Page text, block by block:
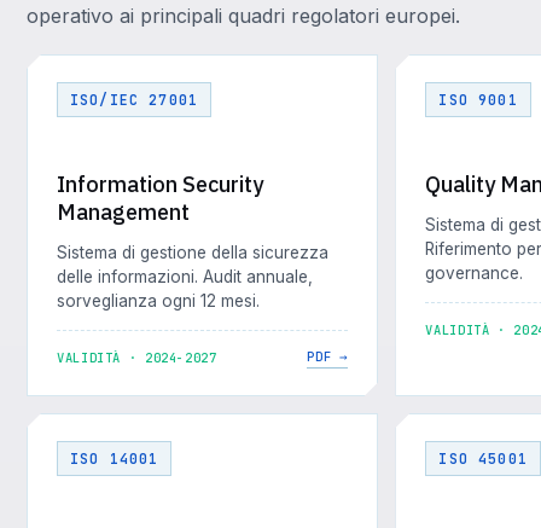
operativo ai principali quadri regolatori europei.
ISO/IEC 27001
Information Security
Management
Sistema di gestione della sicurezza
delle informazioni. Audit annuale,
sorveglianza ogni 12 mesi.
VALIDITÀ · 2024-2027 PDF →
ISO 9001
Quality
Sistema di
Riferimento
governance.
VALIDITÀ ·
ISO 14001 ISO 45001